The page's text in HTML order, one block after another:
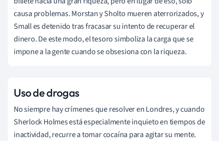
causa problemas. Morstan y Sholto mueren aterrorizados, y
Small es detenido tras fracasar su intento de recuperar el
dinero. De este modo, el tesoro simboliza la carga que se
impone a la gente cuando se obsesiona con la riqueza.
Usode drogas
No siempre hay crímenes que resolver en Londres, y cuando
Sherlock Holmes está especialmente inquieto en tiempos de
inactividad, recurre a tomar cocaína para agitar su mente.